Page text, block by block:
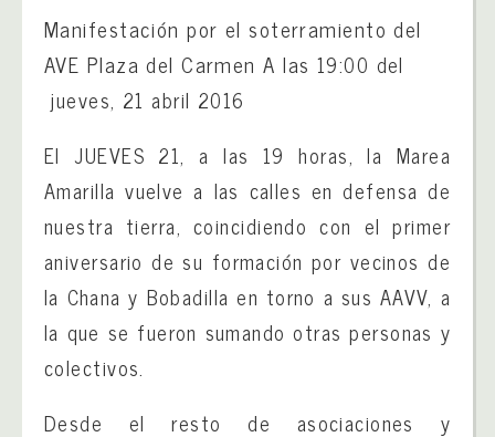
Manifestación por el soterramiento del
AVE Plaza del Carmen A las 19:00 del
jueves, 21 abril 2016
El JUEVES 21, a las 19 horas, la Marea
Amarilla vuelve a las calles en defensa de
nuestra tierra, coincidiendo con el primer
aniversario de su formación por vecinos de
la Chana y Bobadilla en torno a sus AAVV, a
la que se fueron sumando otras personas y
colectivos.
Desde el resto de asociaciones y